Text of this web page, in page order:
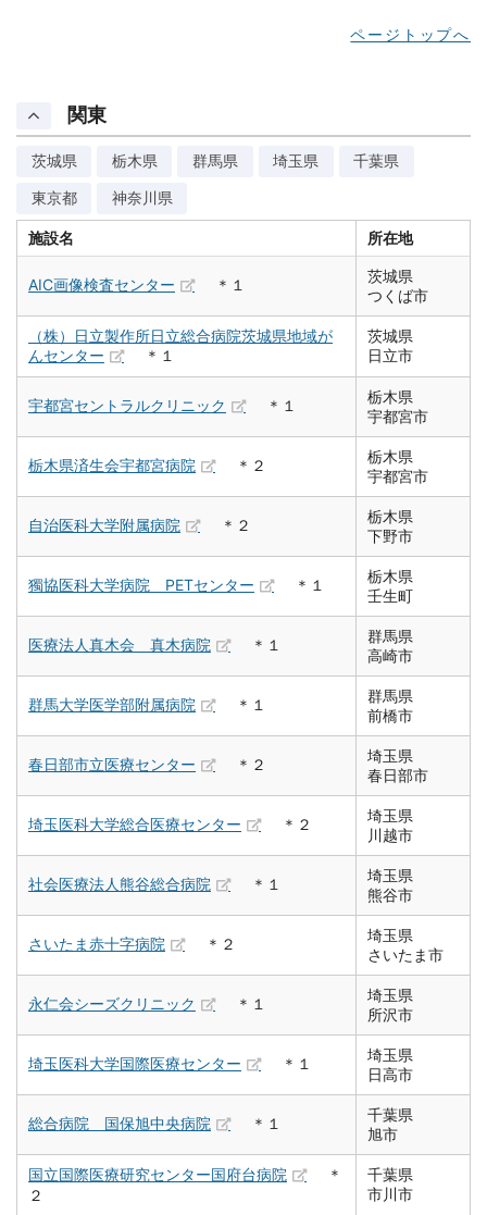
ページトップへ
関東
茨城県 栃木県 群馬県 埼玉県 千葉県
東京都 神奈川県
施設名 所在地
AIC画像検査センター ＊１
茨城県
つくば市
（株）日立製作所日立総合病院茨城県地域が
んセンター
＊１
茨城県
日立市
宇都宮セントラルクリニック ＊１
栃木県
宇都宮市
栃木県済生会宇都宮病院 ＊２
栃木県
宇都宮市
自治医科大学附属病院 ＊２
栃木県
下野市
獨協医科大学病院 PETセンター ＊１
栃木県
壬生町
医療法人真木会 真木病院 ＊１
群馬県
高崎市
群馬大学医学部附属病院 ＊１
群馬県
前橋市
春日部市立医療センター ＊２
埼玉県
春日部市
埼玉医科大学総合医療センター ＊２
埼玉県
川越市
社会医療法人熊谷総合病院 ＊１
埼玉県
熊谷市
さいたま赤十字病院 ＊２
埼玉県
さいたま市
永仁会シーズクリニック ＊１
埼玉県
所沢市
埼玉医科大学国際医療センター ＊１
埼玉県
日高市
総合病院 国保旭中央病院 ＊１
千葉県
旭市
国立国際医療研究センター国府台病院
＊
２
千葉県
市川市